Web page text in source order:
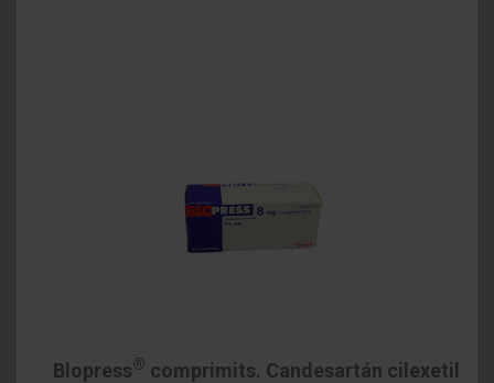
Blopress® comprimits. Candesartán cilexetil